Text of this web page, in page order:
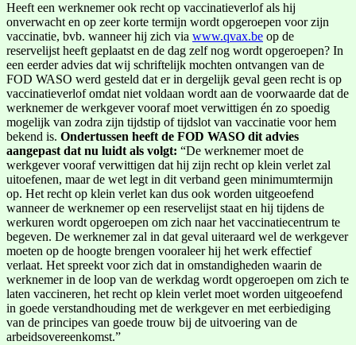
Heeft een werknemer ook recht op vaccinatieverlof als hij
onverwacht en op zeer korte termijn wordt opgeroepen voor zijn
vaccinatie, bvb. wanneer hij zich via www.qvax.be op de
reservelijst heeft geplaatst en de dag zelf nog wordt opgeroepen? In
een eerder advies dat wij schriftelijk mochten ontvangen van de
FOD WASO werd gesteld dat er in dergelijk geval geen recht is op
vaccinatieverlof omdat niet voldaan wordt aan de voorwaarde dat de
werknemer de werkgever vooraf moet verwittigen én zo spoedig
mogelijk van zodra zijn tijdstip of tijdslot van vaccinatie voor hem
bekend is. Ondertussen heeft de FOD WASO dit advies
aangepast dat nu luidt als volgt: “De werknemer moet de
werkgever vooraf verwittigen dat hij zijn recht op klein verlet zal
uitoefenen, maar de wet legt in dit verband geen minimumtermijn
op. Het recht op klein verlet kan dus ook worden uitgeoefend
wanneer de werknemer op een reservelijst staat en hij tijdens de
werkuren wordt opgeroepen om zich naar het vaccinatiecentrum te
begeven. De werknemer zal in dat geval uiteraard wel de werkgever
moeten op de hoogte brengen vooraleer hij het werk effectief
verlaat. Het spreekt voor zich dat in omstandigheden waarin de
werknemer in de loop van de werkdag wordt opgeroepen om zich te
laten vaccineren, het recht op klein verlet moet worden uitgeoefend
in goede verstandhouding met de werkgever en met eerbiediging
van de principes van goede trouw bij de uitvoering van de
arbeidsovereenkomst.”